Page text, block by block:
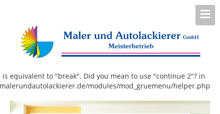
equivalent to "break". Did you mean to use "continue 2"? in
modules/mod_gruemenu/helper.php